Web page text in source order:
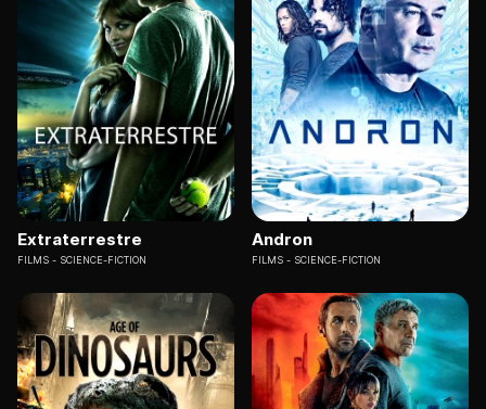
Extraterrestre
FILMS SCIENCE-FICTION
Andron
FILMS SCIENCE-FICTION